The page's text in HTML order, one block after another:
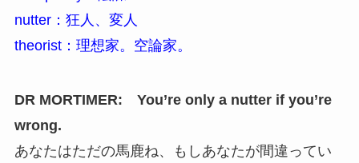
nutter：狂人、変人
theorist：理想家。空論家。
DR MORTIMER: You’re only a nutter if you’re
wrong.
あなたはただの馬鹿ね、もしあなたが間違ってい